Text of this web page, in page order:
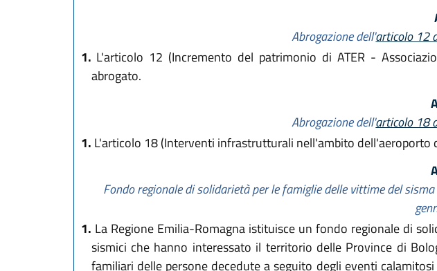
Abrogazione dell'articolo 12
1. L'articolo 12 (Incremento del patrimonio di ATER -
abrogato.
Abrogazione dell'articolo 18
1. L'articolo 18 (Interventi infrastrutturali nell'ambito dell'aeroporto
Fondo regionale di solidarietà per le famiglie delle vittime del
1. La Regione Emilia-Romagna istituisce un fondo regionale di
sismici che hanno interessato il territorio delle Province di
familiari delle persone decedute a seguito degli eventi